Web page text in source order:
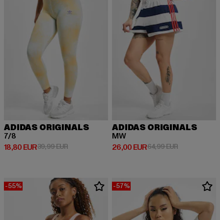
ADIDAS ORIGINALS
7/8
18,80 EUR
Derzeitiger Preis: 18,80 EUR
39,99 EURAktionspreis: 39,99 EUR
ADIDAS ORIGINALS
MW
26,00 EUR
Derzeitiger Preis: 26,00 EUR
64,99 EURAktionspreis:
-55% -57%